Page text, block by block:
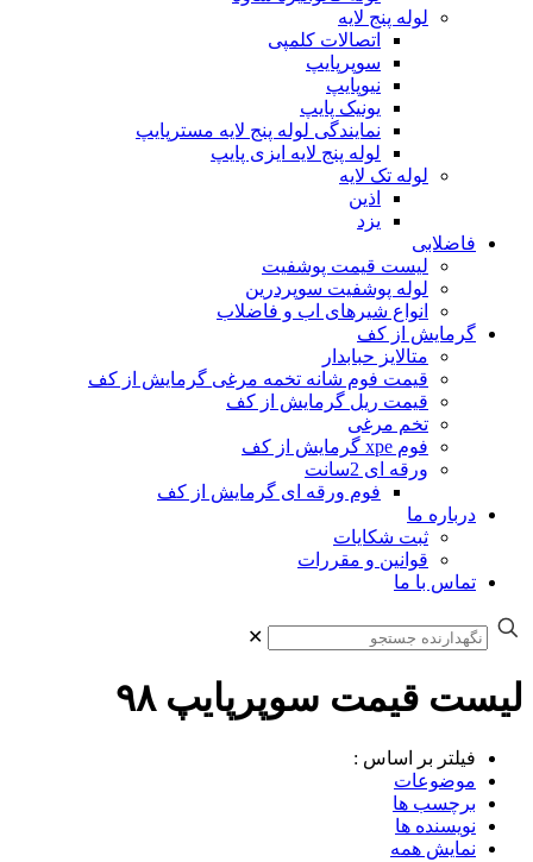
لوله پنج لایه
اتصالات کلمپی
سوپرپایپ
نیوپایپ
یونیک پایپ
نمایندگی لوله پنج لایه مسترپایپ
لوله پنج لایه ایزی پایپ
لوله تک لایه
اذین
یزد
فاضلابی
لیست قیمت پوشفیت
لوله پوشفیت سوپردرین
انواع شیرهای اب و فاضلاب
گرمایش از کف
متالایز حبابدار
قیمت فوم شانه تخمه مرغی گرمایش از کف
قیمت ریل گرمایش از کف
تخم مرغی
فوم xpe گرمایش از کف
ورقه ای 2سانت
فوم ورقه ای گرمایش از کف
درباره ما
ثبت شکایات
قوانین و مقررات
تماس با ما
✕
لیست قیمت سوپرپایپ ۹۸
فیلتر بر اساس :
موضوعات
برچسب ها
نویسنده ها
نمایش همه